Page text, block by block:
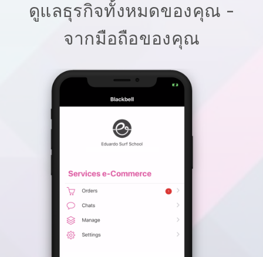
ดูแลธุรกิจทั้งหมดของคุณ -
จากมือถือของคุณ